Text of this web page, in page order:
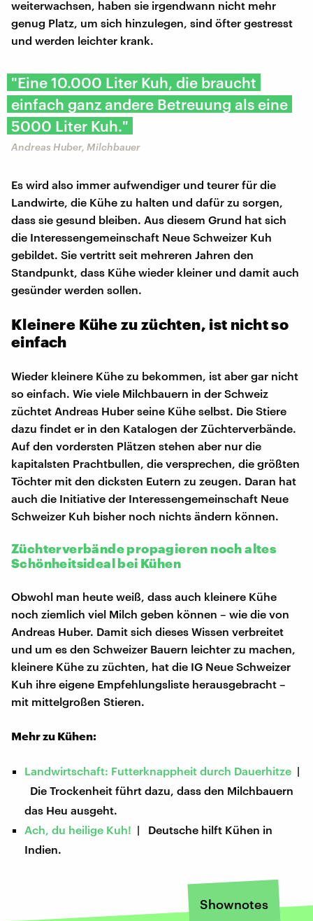
weiterwachsen, haben sie irgendwann nicht mehr
genug Platz, um sich hinzulegen, sind öfter gestresst
und werden leichter krank.
"Eine 10.000 Liter Kuh, die braucht
einfach ganz andere Betreuung als eine
5000 Liter Kuh."
Andreas Huber, Milchbauer
Es wird also immer aufwendiger und teurer für die
Landwirte, die Kühe zu halten und dafür zu sorgen,
dass sie gesund bleiben. Aus diesem Grund hat sich
die Interessengemeinschaft Neue Schweizer Kuh
gebildet. Sie vertritt seit mehreren Jahren den
Standpunkt, dass Kühe wieder kleiner und damit auch
gesünder werden sollen.
Kleinere Kühe zu züchten, ist nicht so
einfach
Wieder kleinere Kühe zu bekommen, ist aber gar nicht
so einfach. Wie viele Milchbauern in der Schweiz
züchtet Andreas Huber seine Kühe selbst. Die Stiere
dazu findet er in den Katalogen der Züchterverbände.
Auf den vordersten Plätzen stehen aber nur die
kapitalsten Prachtbullen, die versprechen, die größten
Töchter mit den dicksten Eutern zu zeugen. Daran hat
auch die Initiative der Interessengemeinschaft Neue
Schweizer Kuh bisher noch nichts ändern können.
Züchterverbände propagieren noch altes
Schönheitsideal bei Kühen
Obwohl man heute weiß, dass auch kleinere Kühe
noch ziemlich viel Milch geben können – wie die von
Andreas Huber. Damit sich dieses Wissen verbreitet
und um es den Schweizer Bauern leichter zu machen,
kleinere Kühe zu züchten, hat die IG Neue Schweizer
Kuh ihre eigene Empfehlungsliste herausgebracht –
mit mittelgroßen Stieren.
Mehr zu Kühen:
Landwirtschaft: Futterknappheit durch Dauerhitze |
Die Trockenheit führt dazu, dass den Milchbauern
das Heu ausgeht.
Ach, du heilige Kuh! | Deutsche hilft Kühen in
Indien.
Shownotes